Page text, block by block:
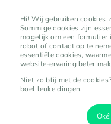
Hi! Wij gebruiken cookies
Sommige cookies zijn
mogelijk om een
robot of contact op te
essentiële cookies,
website-ervaring beter
Niet zo blij met de
boel leuke dingen.
Oké!
GezondLand